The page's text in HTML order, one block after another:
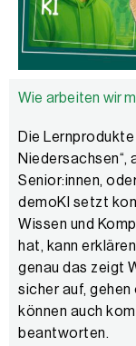
Wie arbeiten wir
Die
Niedersachsen“,
Senior:innen,
demoKI setzt
Wissen und
hat, kann
genau das zeigt
sicher auf,
können auch
beantworten.